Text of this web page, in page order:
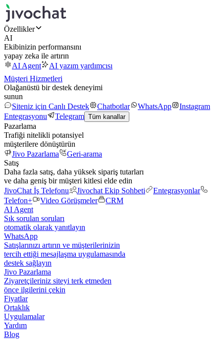
Özellikler
AI
Ekibinizin performansını
yapay zeka ile artırın
AI Agent
AI yazım yardımcısı
Müşteri Hizmetleri
Olağanüstü bir destek deneyimi
sunun
Siteniz için Canlı Destek
Chatbotlar WhatsApp
Instagram
Entegrasyonu
Telegram Tüm kanallar
Pazarlama
Trafiği nitelikli potansiyel
müşterilere dönüştürün
Jivo Pazarlama
Geri-arama
Satış
Daha fazla satış, daha yüksek sipariş tutarları
ve daha geniş bir müşteri kitlesi elde edin
JivoChat İş Telefonu
Jivochat Ekip Sohbeti
Entegrasyonlar
Telefon+
Video Görüşmeler
CRM
AI Agent
Sık sorulan soruları
otomatik olarak yanıtlayın
WhatsApp
Satışlarınızı artırın ve müşterilerinizin
tercih ettiği mesajlaşma uygulamasında
destek sağlayın
Jivo Pazarlama
Ziyaretçileriniz siteyi terk etmeden
önce ilgilerini çekin
Fiyatlar
Ortaklık
Uygulamalar
Yardım
Blog